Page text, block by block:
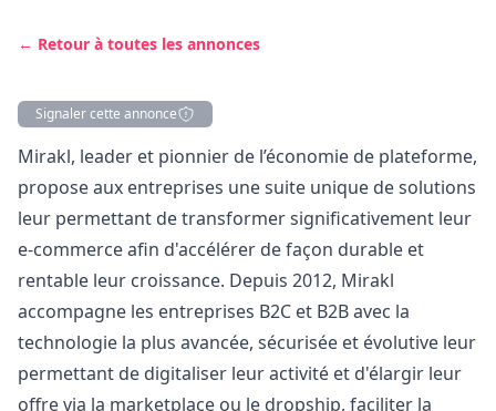
← Retour à toutes les annonces
Signaler cette annonce
Description
Mirakl, leader et pionnier de l’économie de plateforme,
propose aux entreprises une suite unique de solutions
leur permettant de transformer significativement leur
e-commerce afin d'accélérer de façon durable et
rentable leur croissance. Depuis 2012, Mirakl
accompagne les entreprises B2C et B2B avec la
technologie la plus avancée, sécurisée et évolutive leur
permettant de digitaliser leur activité et d'élargir leur
offre via la marketplace ou le dropship, faciliter la